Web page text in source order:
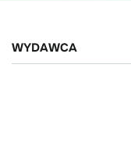
WYDAWCA